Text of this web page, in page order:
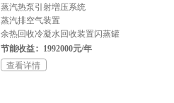
蒸汽热泵引射増压系统
蒸汽排空气装置
余热回收冷凝水回收装置闪蒸罐
节能收益：1992000元/年
查看详情